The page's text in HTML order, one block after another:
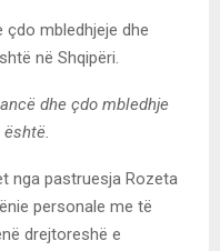
çdo mbledhjeje dhe
në Shqipëri.
dhe çdo mbledhje
nga pastruesja Rozeta
personale me të
drejtoreshë e